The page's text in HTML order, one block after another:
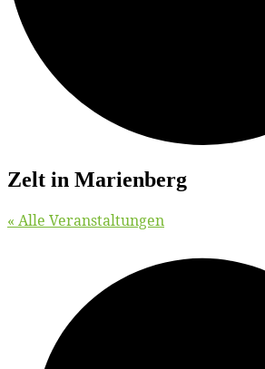
Zelt in Marienberg
« Alle Veranstaltungen